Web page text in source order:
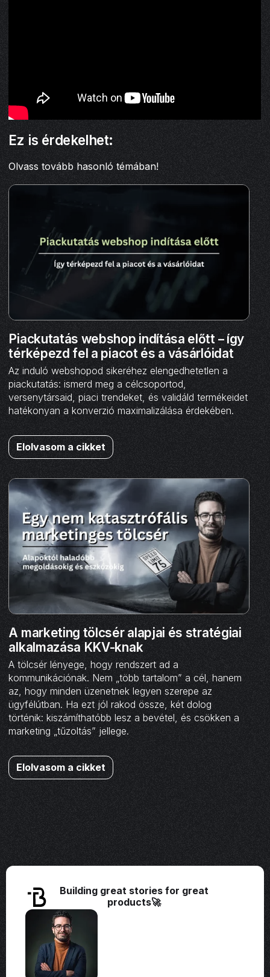
Ez is érdekelhet:
Olvass tovább hasonló témában!
Piackutatás webshop indítása előtt – így
térképezd fel a piacot és a vásárlóidat
Az induló webshopod sikeréhez elengedhetetlen a
piackutatás: ismerd meg a célcsoportod,
versenytársaid, piaci trendeket, és validáld termékeidet
hatékonyan a konverzió maximalizálása érdekében.
Elolvasom a cikket
A marketing tölcsér alapjai és stratégiai
alkalmazása KKV-knak
A tölcsér lényege, hogy rendszert ad a
kommunikációnak. Nem „több tartalom” a cél, hanem
az, hogy minden üzenetnek legyen szerepe az
ügyfélútban. Ha ezt jól rakod össze, két dolog
történik: kiszámíthatóbb lesz a bevétel, és csökken a
marketing „tűzoltás” jellege.
Elolvasom a cikket
Building great stories for great
products🚀